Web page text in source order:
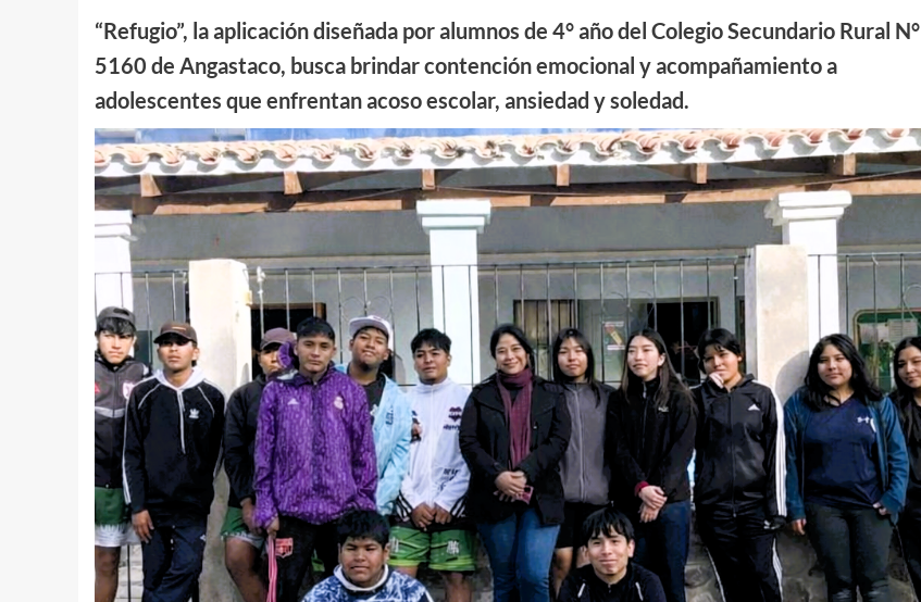
“Refugio”, la aplicación diseñada por alumnos de 4° año del Colegio Secundario Rural N°
5160 de Angastaco, busca brindar contención emocional y acompañamiento a
adolescentes que enfrentan acoso escolar, ansiedad y soledad.